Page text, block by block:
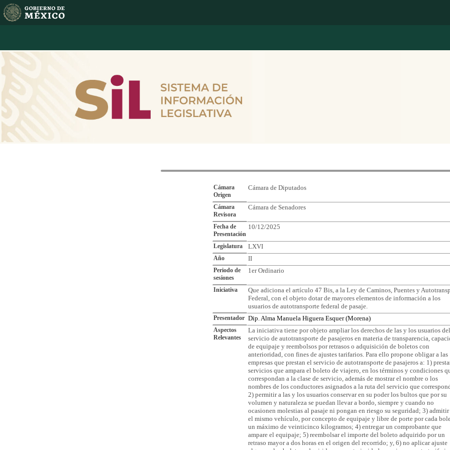
Cámara
Origen
Cámara de Diputados
Cámara
Revisora
Cámara de Senadores
Fecha de
Presentación
10/12/2025
Legislatura LXVI
Año II
Periodo de
sesiones
1er Ordinario
Iniciativa
Que adiciona el artículo 47 Bis, a la Ley de Caminos, Puentes y
Federal, con el objeto dotar de mayores elementos de información a los
usuarios de autotransporte federal de pasaje.
Presentador Dip. Alma Manuela Higuera Esquer (Morena)
Aspectos
Relevantes
La iniciativa tiene por objeto ampliar los derechos de las y los usuarios del
servicio de autotransporte de pasajeros en materia de transparencia,
de equipaje y reembolsos por retrasos o adquisición de boletos con
anterioridad, con fines de ajustes tarifarios. Para ello propone obligar a las
empresas que prestan el servicio de autotransporte de pasajeros a: 1)
servicios que ampara el boleto de viajero, en los términos y condiciones
correspondan a la clase de servicio, además de mostrar el nombre o los
nombres de los conductores asignados a la ruta del servicio que
2) permitir a las y los usuarios conservar en su poder los bultos que por su
volumen y naturaleza se puedan llevar a bordo, siempre y cuando no
ocasionen molestias al pasaje ni pongan en riesgo su seguridad; 3) admitir
el mismo vehículo, por concepto de equipaje y libre de porte por cada
un máximo de veinticinco kilogramos; 4) entregar un comprobante que
ampare el equipaje; 5) reembolsar el importe del boleto adquirido por un
retraso mayor a dos horas en el origen del recorrido; y, 6) no aplicar ajuste